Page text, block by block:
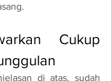
Cukup
di atas, sudah